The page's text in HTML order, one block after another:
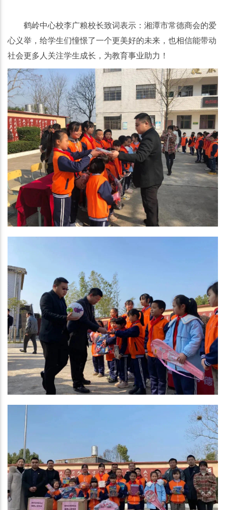
鹤岭中心校李广粮校长致词表示：湘潭市常德商会的爱
心义举，给学生们憧憬了一个更美好的未来，也相信能带动
社会更多人关注学生成长，为教育事业助力！